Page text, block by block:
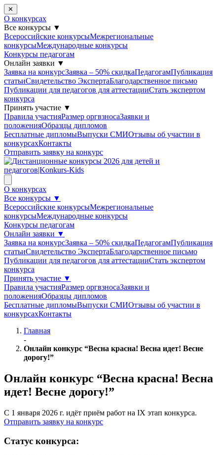
✕
О конкурсах
Все конкурсы ▼
Всероссийские конкурсыМежрегиональные
конкурсыМеждународные конкурсы
Конкурсы педагогам
Онлайн заявки ▼
Заявка на конкурсЗаявка – 50% скидкаПедагогамПубликация
статьиСвидетельство ЭкспертаБлагодарcтвенное письмо
Публикации для педагогов для аттестацииСтать экспертом
конкурса
Принять участие ▼
Правила участияРазмер оргвзносаЗаявки и
положенияОбразцы дипломов
Бесплатные дипломыВыпуски СМИОтзывы об участии в
конкурсахКонтакты
Отправить заявку на конкурс
О конкурсах
Все конкурсы ▼
Всероссийские конкурсыМежрегиональные
конкурсыМеждународные конкурсы
Конкурсы педагогам
Онлайн заявки ▼
Заявка на конкурсЗаявка – 50% скидкаПедагогамПубликация
статьиСвидетельство ЭкспертаБлагодарcтвенное письмо
Публикации для педагогов для аттестацииСтать экспертом
конкурса
Принять участие ▼
Правила участияРазмер оргвзносаЗаявки и
положенияОбразцы дипломов
Бесплатные дипломыВыпуски СМИОтзывы об участии в
конкурсахКонтакты
Главная
-
Онлайн конкурс “Весна красна! Весна идет! Весне
дорогу!”
Онлайн конкурс “Весна красна! Весна
идет! Весне дорогу!”
С 1 января 2026 г. идёт приём работ на IX этап конкурса.
Отправить заявку на конкурс
Статус конкурса: